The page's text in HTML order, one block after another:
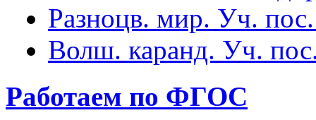
Разноцв. мир. Уч.
Волш. каранд. Уч.
Работаем по ФГОС